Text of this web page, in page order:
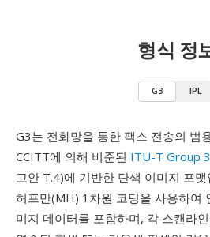
형식 정
G3 IPL
G3는 전화망을 통한 팩스 전송의 범
CCITT에 의해 비준된 ITU-T Group 3
고안 T.4)에 기반한 단색 이미지 포
허프만(MH) 1차원 코딩을 사용하여
미지 데이터를 포함하며, 각 스캔라